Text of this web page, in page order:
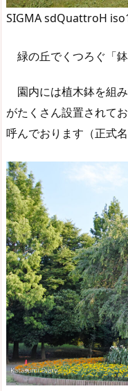
SIGMA sdQuattroH
緑の丘でくつろぐ「鉢
園内には植木鉢を組
がたくさん設置されて
呼んでおります（正式名